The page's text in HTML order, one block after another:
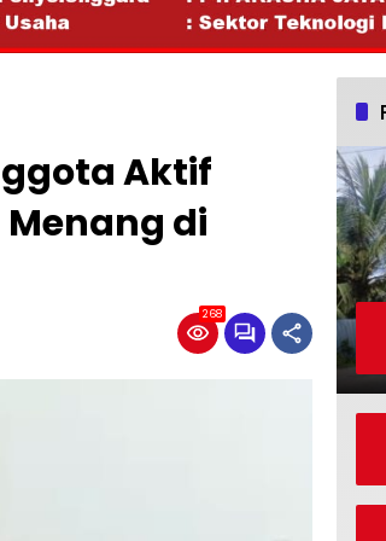
Aktif
di
268